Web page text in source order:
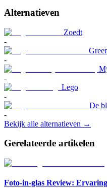
Alternatieven
Zoedt
-
-
-
Lego
-
De
-
Bekijk alle alternatieven →
Gerelateerde artikelen
Foto-in-glas Review: